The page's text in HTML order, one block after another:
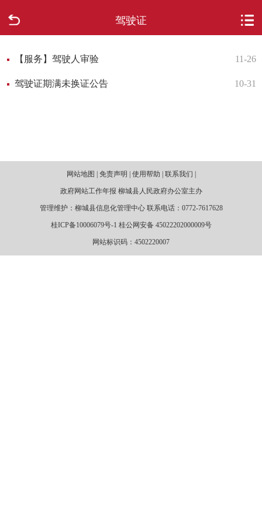
驾驶证
走进柳城
新闻中心
【服务】驾驶人审验 11-26
驾驶证期满未换证公告 10-31
网站地图 | 免责声明 | 使用帮助 | 联系我们 |
政府网站工作年报 柳城县人民政府办公室主办
管理维护：柳城县信息化管理中心 联系电话：0772-7617628
桂ICP备10006079号-1 桂公网安备 45022202000009号
网站标识码：4502220007